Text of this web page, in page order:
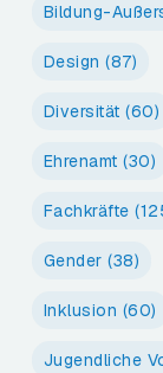
Bildung-
Design (87)
Diversität (60)
Ehrenamt (30)
Fachkräfte
Gender (38)
Inklusion (60)
Jugendliche